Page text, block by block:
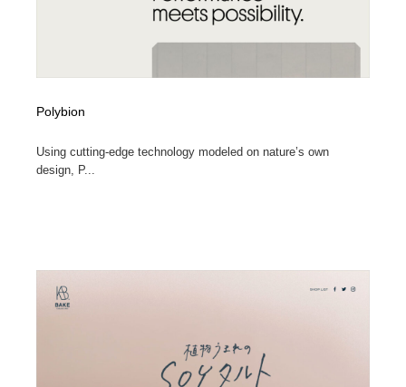
Polybion
Using cutting-edge technology modeled on nature’s own
design, P...